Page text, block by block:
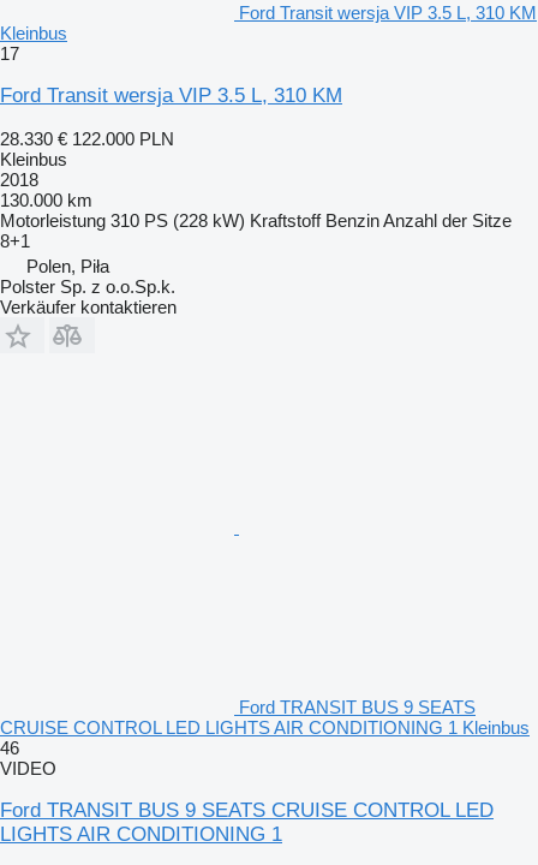
Ford Transit wersja VIP 3.5 L, 310 KM
Kleinbus
17
Ford Transit wersja VIP 3.5 L, 310 KM
28.330 € 122.000 PLN
Kleinbus
2018
130.000 km
Motorleistung 310 PS (228 kW) Kraftstoff BenzinAnzahl der Sitze
8+1
Polen, Piła
Polster Sp. z o.o.Sp.k.
Verkäufer kontaktieren
Ford TRANSIT BUS 9 SEATS
CRUISE CONTROL LED LIGHTS AIR CONDITIONING 1 Kleinbus
46
VIDEO
Ford TRANSIT BUS 9 SEATS CRUISE CONTROL LED
LIGHTS AIR CONDITIONING 1